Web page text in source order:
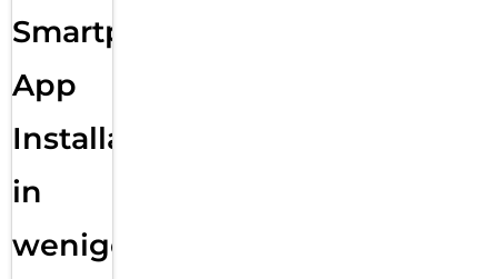
Smartphone
App
Installation
in
wenigen